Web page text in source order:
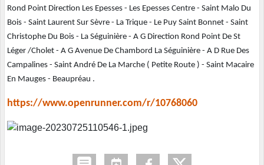
Rond Point Direction Les Epesses - Les Epesses Centre - Saint Malo Du
Bois - Saint Laurent Sur Sèvre - La Trique - Le Puy Saint Bonnet - Saint
Christophe Du Bois - La Séguinière - A G Direction Rond Point De St
Léger /Cholet - A G Avenue De Chambord La Séguinière - A D Rue Des
Campalines - Saint André De La Marche ( Petite Route ) - Saint Macaire
En Mauges - Beaupréau .
https://www.openrunner.com/r/10768060